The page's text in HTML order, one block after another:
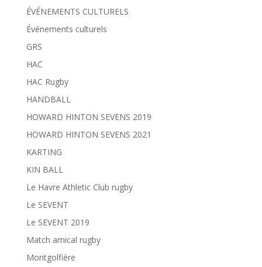
ÉVÉNEMENTS CULTURELS
Événements culturels
GRS
HAC
HAC Rugby
HANDBALL
HOWARD HINTON SEVENS 2019
HOWARD HINTON SEVENS 2021
KARTING
KIN BALL
Le Havre Athletic Club rugby
Le SEVENT
Le SEVENT 2019
Match amical rugby
Montgolfière